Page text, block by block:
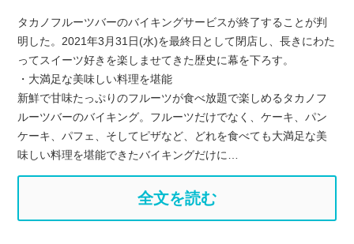
タカノフルーツバーのバイキングサービスが終了することが判
明した。2021年3月31日(水)を最終日として閉店し、長きにわた
ってスイーツ好きを楽しませてきた歴史に幕を下ろす。
・大満足な美味しい料理を堪能
新鮮で甘味たっぷりのフルーツが食べ放題で楽しめるタカノフ
ルーツバーのバイキング。フルーツだけでなく、ケーキ、パン
ケーキ、パフェ、そしてピザなど、どれを食べても大満足な美
味しい料理を堪能できたバイキングだけに…
全文を読む